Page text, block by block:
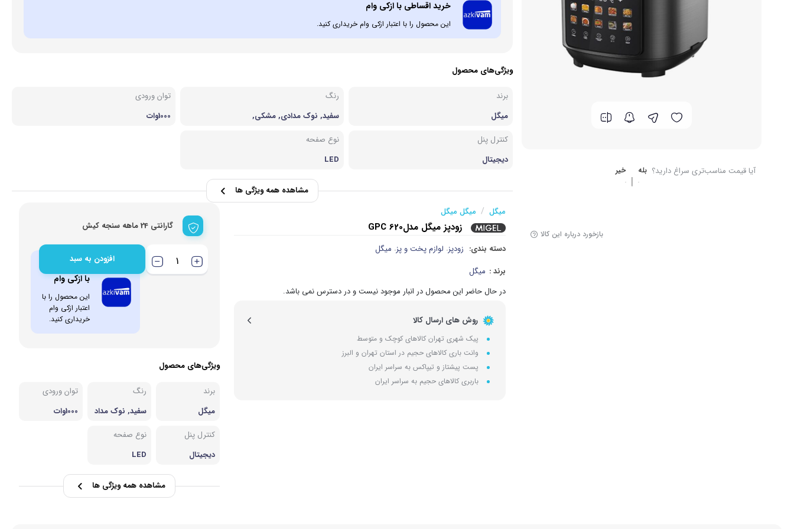
گوشت کوب برقی
لوازم پخت و پز
زودپز
اسپرسو ساز
آیا قیمت مناسب‌تری سراغ دارید؟ بله
|
خیر
بازخورد درباره این کالا
خرید اقساطی با ازکی وام
این محصول را با اعتبار ازکی وام خریداری کنید.
ویژگی‌های محصول
برند
میگل
رنگ
سفید, نوک مدادی, مشکی,
توان ورودی
1000وات
کنترل پنل
دیجیتال
نوع صفحه
LED
مشاهده همه ویژگی ها
میگل / میگل میگل
زودپز میگل مدلGPC 620
دسته بندی: زودپز، لوازم پخت و پز، میگل
برند : میگل
در حال حاضر این محصول در انبار موجود نیست و در دسترس نمی باشد.
روش های ارسال کالا
پیک شهری تهران کالاهای کوچک و متوسط
وانت باری کالاهای حجیم در استان تهران و البرز
پست پیشتاز و تیپاکس به سراسر ایران
باربری کالاهای حجیم به سراسر ایران
گارانتی 24 ماهه سنجه کیش
افزودن به سبد
خرید اقساطی
با ازکی وام
این محصول را با
اعتبار ازکی وام
خریداری کنید.
ویژگی‌های محصول
برند
میگل
رنگ
سفید, نوک مداد
ی
توان ورودی
1000وات
کنترل پنل
دیجیتال
نوع صفحه
LED
مشاهده همه ویژگی ها